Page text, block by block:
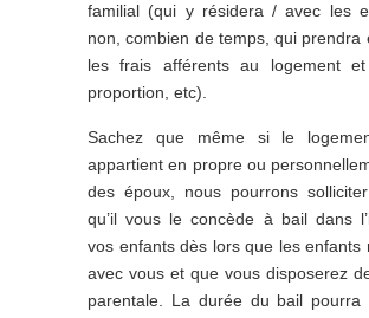
familial (qui y résidera / avec les
non, combien de temps, qui prendra
les frais afférents au logement
proportion, etc).
Sachez que même si le
appartient en propre ou
des époux, nous pourrons
qu’il vous le concède à bail dans
vos enfants dès lors que les enfants
avec vous et que vous disposerez
parentale. La durée du bail pourra